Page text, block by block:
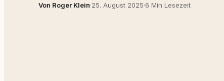
Von Roger Klein·25. August 2025·6 Min Lesezeit